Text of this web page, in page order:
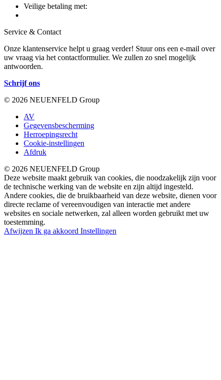
Veilige betaling met:
Service & Contact
Onze klantenservice helpt u graag verder! Stuur ons een e-mail over
uw vraag via het contactformulier. We zullen zo snel mogelijk
antwoorden.
Schrijf ons
© 2026 NEUENFELD Group
AV
Gegevensbescherming
Herroepingsrecht
Cookie-instellingen
Afdruk
© 2026 NEUENFELD Group
Deze website maakt gebruik van cookies, die noodzakelijk zijn voor
de technische werking van de website en zijn altijd ingesteld.
Andere cookies, die de bruikbaarheid van deze website, dienen voor
directe reclame of vereenvoudigen van interactie met andere
websites en sociale netwerken, zal alleen worden gebruikt met uw
toestemming.
Afwijzen Ik ga akkoord Instellingen